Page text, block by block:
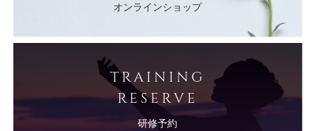
オンラインショップ
TRAINING
RESERVE
研修予約